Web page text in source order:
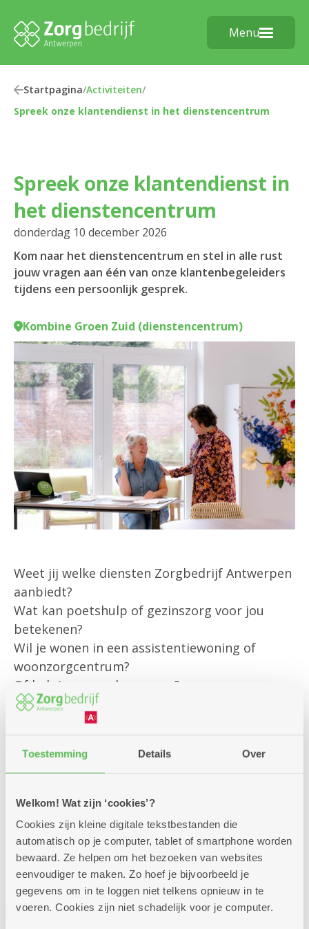
Toestemming Details Over
Welkom! Wat zijn ‘cookies’?
Cookies zijn kleine digitale tekstbestanden die
automatisch op je computer, tablet of smartphone worden
bewaard. Ze helpen om het bezoeken van websites
eenvoudiger te maken. Zo hoef je bijvoorbeeld je
gegevens om in te loggen niet telkens opnieuw in te
voeren. Cookies zijn niet schadelijk voor je computer.
Menu
Startpagina/Activiteiten/
Spreek onze klantendienst in het dienstencentrum
Spreek onze klantendienst in
het dienstencentrum
donderdag 10 december 2026
Kom naar het dienstencentrum en stel in alle rust
jouw vragen aan één van onze klantenbegeleiders
tijdens een persoonlijk gesprek.
Kombine Groen Zuid (dienstencentrum)
Weet jij welke diensten Zorgbedrijf Antwerpen
aanbiedt?
Wat kan poetshulp of gezinszorg voor jou
betekenen?
Wil je wonen in een assistentiewoning of
woonzorgcentrum?
Of heb je een andere vraag?
Onze klantenbegeleider is er om jou
persoonlijk te helpen met al jouw vragen rond
bestaande diensten
en om je te informeren over alle
mogelijkheden die we aanbieden.
Kom gerust langs – we helpen je graag verder!
Zitdagen klantendienst